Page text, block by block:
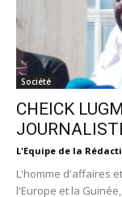
Société
CHEICK
L'Equipe de la
L'homme d'affaires
l'Europe et la